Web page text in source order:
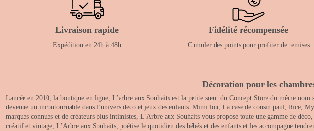
Livraison rapide
Expédition en 24h à 48h
Fidélité récompensée
Cumuler des points pour profiter de remises
Décoration pour les
Lancée en 2010, la boutique en ligne, L’arbre aux Souhaits est la petite sœur du Concept Store du même
devenue un incontournable dans l’univers déco et jeux des enfants. Mimi lou, La case de cousin paul,
marques connues et de créateurs plus intimistes, L’Arbre aux Souhaits vous propose toute une gamme de
créatif et vintage, L’Arbre aux Souhaits, poétise le quotidien des bébés et des enfants et les accompagne